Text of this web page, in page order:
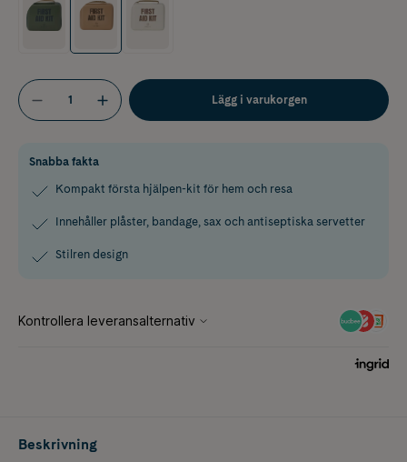
Lägg i varukorgen
Snabba fakta
Kompakt första hjälpen-kit för hem och resa
Innehåller plåster, bandage, sax och antiseptiska servetter
Stilren design
Beskrivning